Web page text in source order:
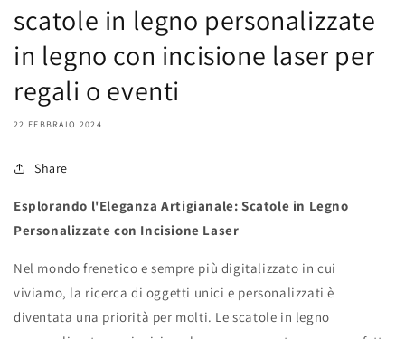
scatole in legno personalizzate
in legno con incisione laser per
regali o eventi
22 FEBBRAIO 2024
Share
Esplorando l'Eleganza Artigianale: Scatole in Legno
Personalizzate con Incisione Laser
Nel mondo frenetico e sempre più digitalizzato in cui
viviamo, la ricerca di oggetti unici e personalizzati è
diventata una priorità per molti. Le scatole in legno